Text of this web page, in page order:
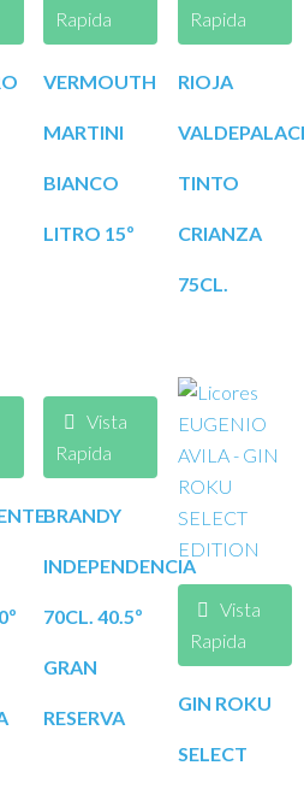
Rapida
VERMOUTH
MARTINI
BIANCO
LITRO 15º
Rapida
RIOJA
TINTO
CRIANZA
75CL.
Vista
Rapida
BRANDY
INDEPENDENCIA
70CL. 40.5º
GRAN
RESERVA
Vista
Rapida
GIN ROKU
SELECT